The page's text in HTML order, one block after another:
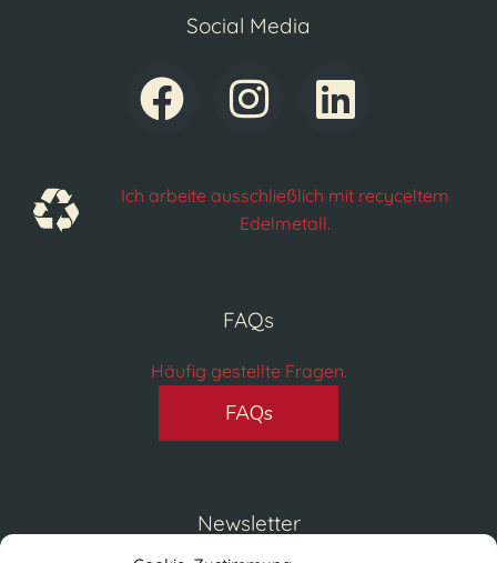
Social Media
Ich arbeite ausschließlich mit recyceltem
Edelmetall.
FAQs
Häufig gestellte Fragen.
FAQs
Newsletter